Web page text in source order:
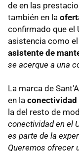
de en las
también en la
confirmado que el
asistencia como
asistente de
se acerque a una
La marca de
en la conectividad
la del resto de
conectividad en el
es parte de la
Queremos ofrecer